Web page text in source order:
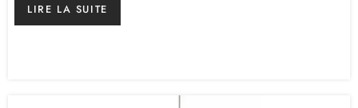
LIRE LA SUITE